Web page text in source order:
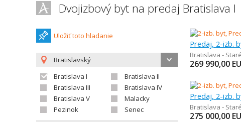
Dvojizbový byt na predaj Bratislava I
Uložiť toto hladanie
Bratislavský
Bratislava I
Bratislava II
Bratislava III
Bratislava IV
Bratislava V
Malacky
Pezinok
Senec
Predaj, 2-izb.
Bratislava -
269 990,00
Predaj, 2-izb.
Bratislava -
275 000,00